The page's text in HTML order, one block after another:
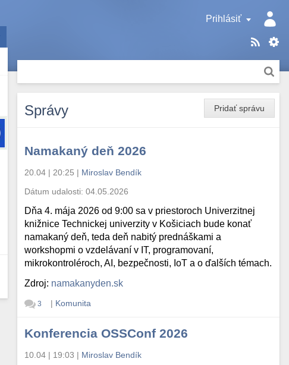
Prihlásiť
Pridať správu
Správy
Namakaný deň 2026
20.04 | 20:25 | Miroslav Bendík
Dátum udalosti:04.05.2026
Dňa 4. mája 2026 od 9:00 sa v priestoroch Univerzitnej
knižnice Technickej univerzity v Košiciach bude konať
namakaný deň, teda deň nabitý prednáškami a
workshopmi o vzdelávaní v IT, programovaní,
mikrokontroléroch, AI, bezpečnosti, IoT a o ďalších témach.
Zdroj: namakanyden.sk
3 | Komunita
Konferencia OSSConf 2026
10.04 | 19:03 | Miroslav Bendík